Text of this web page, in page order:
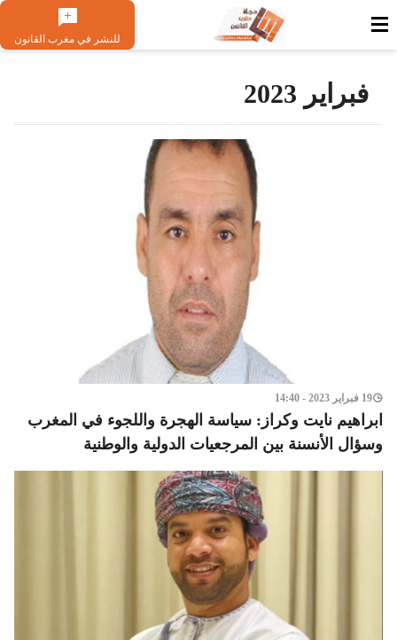
للنشر في مغرب القانون
فبراير 2023
19 فبراير 2023 - 14:40
ابراهيم نايت وكراز: سياسة الهجرة واللجوء في المغرب
وسؤال الأنسنة بين المرجعيات الدولية والوطنية